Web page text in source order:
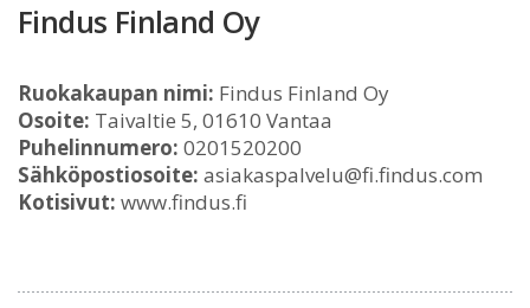
Findus Finland Oy
Ruokakaupan nimi: Findus Finland Oy
Osoite: Taivaltie 5, 01610 Vantaa
Puhelinnumero: 0201520200
Sähköpostiosoite: asiakaspalvelu@fi.findus.com
Kotisivut: www.findus.fi